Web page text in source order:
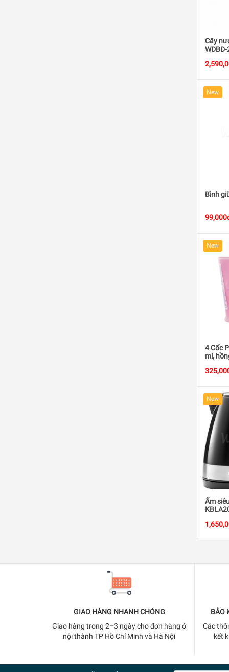
Cây
WDBD-
New
Bình
New
4 Cốc
ml,
New
Ấm
GIAO HÀNG NHANH CHÓNG
Giao hàng trong 2–3 ngày cho đơn hàng ở
nội thành TP Hồ Chí Minh và Hà Nội
BẢO
Các
kết